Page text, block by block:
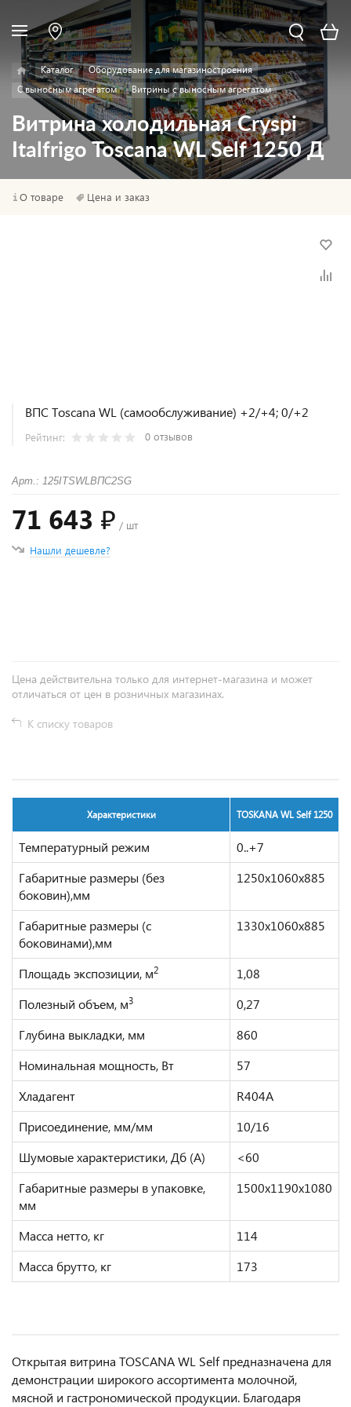
Каталог
Оборудование для магазиностроения
С выносным агрегатом
Витрины с выносным агрегатом
Витрина холодильная Cryspi
Italfrigo Toscana WL Self 1250 Д
О товаре Цена и заказ
ВПС Toscana WL (самообслуживание) +2/+4; 0/+2
Рейтинг: 0 отзывов
Арт.: 125ITSWLВПС2SG
71 643 ₽ / шт
Нашли дешевле?
Цена действительна только для интернет-магазина и может
отличаться от цен в розничных магазинах.
К списку товаров
Характеристики TOSKANA WL Self 1250
Температурный режим
0..+7
Габаритные размеры (без
боковин),мм
1250х1060х885
Габаритные размеры (с
боковинами),мм
1330х1060х885
Площадь экспозиции, м2
1,08
Полезный объем, м3
0,27
Глубина выкладки, мм
860
Номинальная мощность, Вт
57
Хладагент
R404A
Присоединение, мм/мм
10/16
Шумовые характеристики, Дб (А)
<60
Габаритные размеры в упаковке,
мм
1500х1190х1080
Масса нетто, кг
114
Масса брутто, кг
173
Открытая витрина TOSCANA WL Self предназначена для
демонстрации широкого ассортимента молочной,
мясной и гастрономической продукции. Благодаря